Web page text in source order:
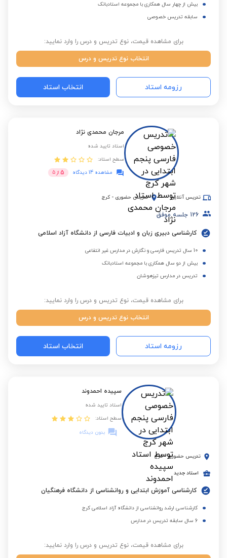
بیش از چهار سال همکاری با مجموعه استادبانک
سابقه تدریس خصوصی
برای مشاهده قیمت، نوع تدریس و درس را وارد نمایید:
انتخاب نوع تدریس و درس
رزومه استاد انتخاب استاد
مرجان محمدی نژاد
استاد تایید شده
سطح استاد:
مشاهده 14 دیدگاه
5 از 5
تدریس آنلاین تدریس حضوری - کرج
126 جلسه موفق
کارشناسی دبیری زبان و ادبیات فارسی از دانشگاه آزاد اسلامی
10 سال تدریس فارسی و نگارش در مدارس غیر انتفاعی
بیش از دو سال همکاری با مجموعه استادبانک
تدریس در مدارس تیزهوشان
برای مشاهده قیمت، نوع تدریس و درس را وارد نمایید:
انتخاب نوع تدریس و درس
رزومه استاد انتخاب استاد
سپیده احمدوند
استاد تایید شده
سطح استاد:
بدون دیدگاه
تدریس حضوری - کرج
استاد جدید
کارشناسی آموزش ابتدایی و روانشناسی از دانشگاه فرهنگیان
کارشناسی ارشد روانشناسی از دانشگاه آزاد اسلامی کرج
6 سال سابقه تدریس در مدارس
برای مشاهده قیمت، نوع تدریس و درس را وارد نمایید: